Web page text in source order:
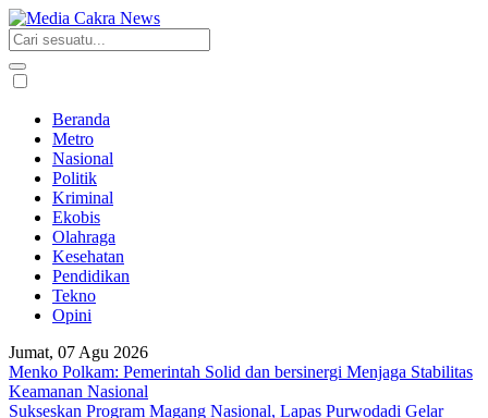
Beranda
Metro
Nasional
Politik
Kriminal
Ekobis
Olahraga
Kesehatan
Pendidikan
Tekno
Opini
Jumat, 07 Agu 2026
Menko Polkam: Pemerintah Solid dan bersinergi Menjaga Stabilitas
Keamanan Nasional
Sukseskan Program Magang Nasional, Lapas Purwodadi Gelar